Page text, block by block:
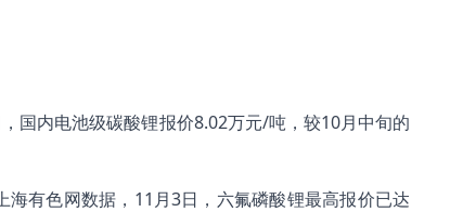
国内电池级碳酸锂报价8.02万元/吨，较10月中旬的
有色网数据，11月3日，六氟磷酸锂最高报价已达